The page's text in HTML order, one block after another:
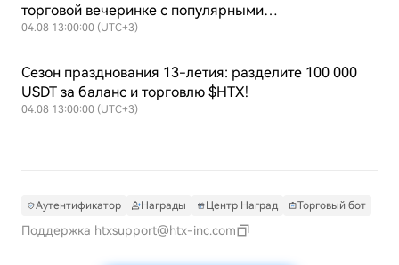
торговой вечеринке с популярными
криптовалютами и разделите $50 000
04.08 13:00:00 (UTC+3)
Сезон празднования 13-летия: разделите 100 000
USDT за баланс и торговлю $HTX!
04.08 13:00:00 (UTC+3)
Аутентификатор Награды Центр Наград Торговый бот
Поддержка htxsupport@htx-inc.com